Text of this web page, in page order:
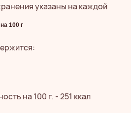
указаны на каждой
100 г
на 100 г. - 251 ккал